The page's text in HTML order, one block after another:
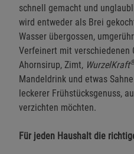
schnell gemacht und
wird entweder als Brei
Wasser übergossen,
Verfeinert mit verschiedenen
Ahornsirup, Zimt, WurzelKraft
Mandeldrink und etwas
leckerer Frühstücksgenuss,
verzichten möchten.
Für jeden Haushalt die